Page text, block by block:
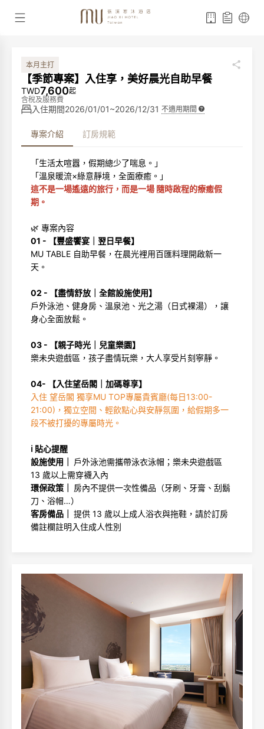
本月主打
【季節專案】入住享，美好晨光自助早餐
TWD7,600起
含稅及服務費
入住期間2026/01/01~2026/12/31 不適用期間
專案介紹
「生活太喧囂，假期總少了喘息。」
「溫泉暖流×綠意靜境，全面療癒。」
這不是一場遙遠的旅行，而是一場 隨時啟程的療癒假
期。
🌿 專案內容
01 - 【豐盛饗宴｜翌日早餐】
MU TABLE 自助早餐，在晨光裡用百匯料理開啟新一
天。
02 - 【盡情舒放｜全館設施使用】
戶外泳池、健身房、溫泉池、光之湯（日式裸湯），讓
身心全面放鬆。
03 - 【親子時光｜兒童樂園】
樂未央遊戲區，孩子盡情玩樂，大人享受片刻寧靜。
04- 【入住望岳閣｜加碼尊享】
入住 望岳閣 獨享MU TOP專屬貴賓廳(每日13:00-
21:00)，獨立空間、輕飲點心與安靜氛圍，給假期多一
段不被打擾的專屬時光。
ℹ️ 貼心提醒
設施使用｜ 戶外泳池需攜帶泳衣泳帽；樂未央遊戲區
13 歲以上需穿襪入內
環保政策｜ 房內不提供一次性備品（牙刷、牙膏、刮鬍
刀、浴帽…）
客房備品｜ 提供 13 歲以上成人浴衣與拖鞋，請於訂房
備註欄註明入住成人性別
訂房規範